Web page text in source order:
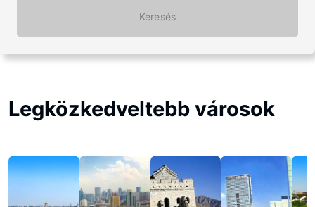
Keresés
Legközkedveltebb városok